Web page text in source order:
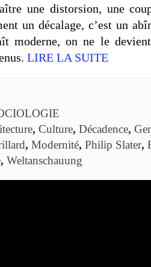
une distorsion, une
un décalage, c’est un
moderne, on ne le
LIRE LA SUITE
, Culture, Décadence,
, Modernité, Philip Slater,
, Weltanschauung